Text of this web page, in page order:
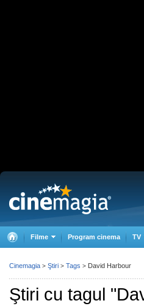
Filme Program cinema TV
Ştiri cu tagul
Cinemagia > Ştiri > Tags > David Harbour